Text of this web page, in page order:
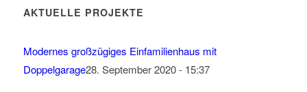
AKTUELLE PROJEKTE
Modernes großzügiges Einfamilienhaus mit
Doppelgarage28. September 2020 - 15:37